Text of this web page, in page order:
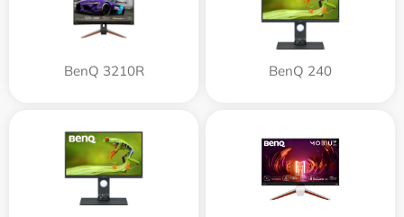
BenQ 3210R BenQ 240